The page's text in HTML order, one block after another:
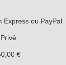
Express ou PayPal
€